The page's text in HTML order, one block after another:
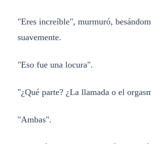
"Eres increíble", murmuró,
suavemente.
"Eso fue una locura".
"¿Qué parte? ¿La llamada o el
"Ambas".